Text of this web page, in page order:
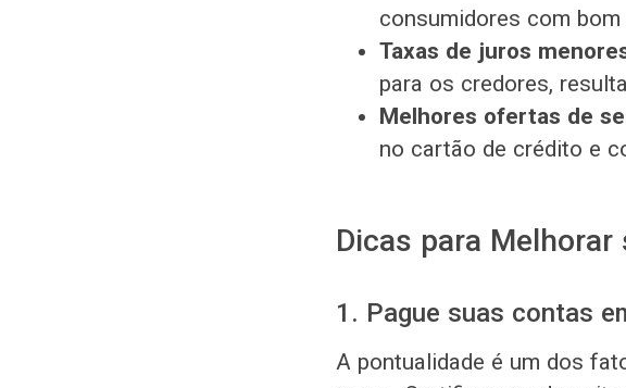
consumidores com
Taxas de juros
para os credores,
Melhores ofertas de
no cartão de crédito e
Dicas para
1. Pague suas contas
A pontualidade é um dos